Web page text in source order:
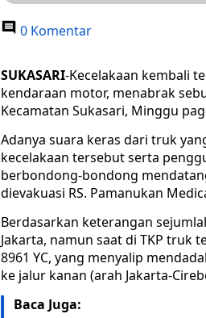
0 Komentar
SUKASARI-Kecelakaan kembali
kendaraan motor, menabrak
Kecamatan Sukasari, Minggu
Adanya suara keras dari truk
kecelakaan tersebut serta
berbondong-bondong
dievakuasi RS. Pamanukan
Berdasarkan keterangan
Jakarta, namun saat di TKP truk
8961 YC, yang menyalip
ke jalur kanan (arah Jakarta-
Baca Juga: